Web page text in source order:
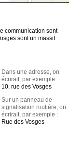
communication sont
sont un massif
Dans une adresse, on
écrirait, par exemple :
10, rue des Vosges
Sur un panneau de
signalisation routière, on
écrirait, par exemple :
Rue des Vosges